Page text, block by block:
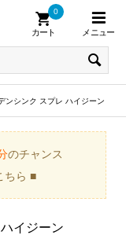
カート
0
メニュー
ンシンク スプレ ハイジーン
のチャンス
ちら ■
イジーン